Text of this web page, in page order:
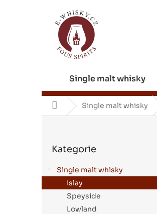
Single malt whisky
DomůSingle malt whisky
a
n
kategorie
Kategorie
Single malt whisky
Islay
Speyside
Lowland